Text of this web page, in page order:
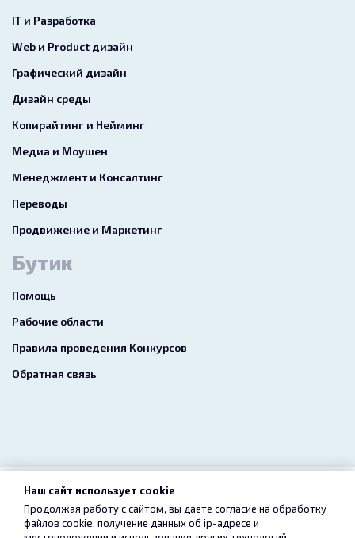
IT и Разработка
Web и Product дизайн
Графический дизайн
Дизайн среды
Копирайтинг и Нейминг
Медиа и Моушен
Менеджмент и Консалтинг
Переводы
Продвижение и Маркетинг
Бутик
Помощь
Рабочие области
Правила проведения Конкурсов
Обратная связь
2026 freelance.boutique
Пользовательское соглашение Конфиденциальность
Наш сайт использует cookie
Продолжая работу с сайтом, вы даете согласие на обработку
файлов cookie, получение данных об ip-адресе и